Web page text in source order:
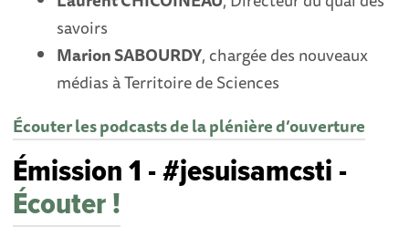
savoirs
Marion SABOURDY, chargée des nouveaux
médias à Territoire de Sciences
Écouter les podcasts de la plénière d’ouverture
Émission 1 - #jesuisamcsti -
Écouter !